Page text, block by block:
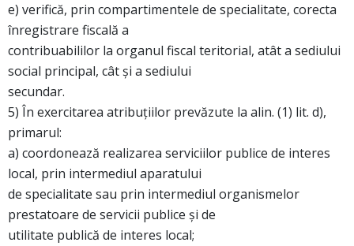
e) verifică, prin compartimentele de specialitate, corecta
înregistrare fiscală a
contribuabililor la organul fiscal teritorial, atât a sediului
social principal, cât şi a sediului
secundar.
5) În exercitarea atribuţiilor prevăzute la alin. (1) lit. d),
primarul:
a) coordonează realizarea serviciilor publice de interes
local, prin intermediul aparatului
de specialitate sau prin intermediul organismelor
prestatoare de servicii publice şi de
utilitate publică de interes local;